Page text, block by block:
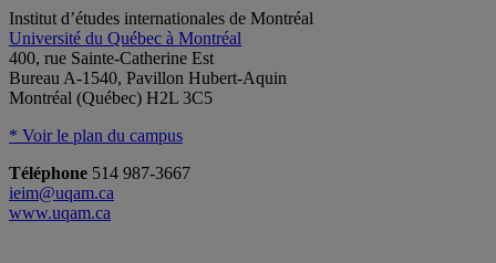
Institut d’études internationales de Montréal
Université du Québec à Montréal
400, rue Sainte-Catherine Est
Bureau A-1540, Pavillon Hubert-Aquin
Montréal (Québec) H2L 3C5
* Voir le plan du campus
Téléphone 514 987-3667
ieim@uqam.ca
www.uqam.ca